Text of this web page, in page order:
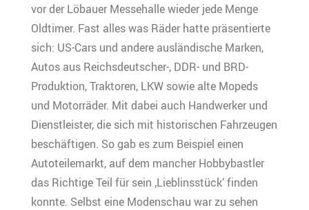
vor der Löbauer Messehalle wieder jede Menge
Oldtimer. Fast alles was Räder hatte präsentierte
sich: US-Cars und andere ausländische Marken,
Autos aus Reichsdeutscher-, DDR- und BRD-
Produktion, Traktoren, LKW sowie alte Mopeds
und Motorräder. Mit dabei auch Handwerker und
Dienstleister, die sich mit historischen Fahrzeugen
beschäftigen. So gab es zum Beispiel einen
Autoteilemarkt, auf dem mancher Hobbybastler
das Richtige Teil für sein ‚Lieblinsstück‘ finden
konnte. Selbst eine Modenschau war zu sehen